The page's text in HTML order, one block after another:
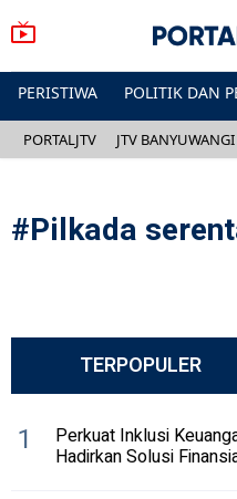
PERISTIWA POLITIK DAN
PORTALJTV JTV BANYUWANGI
#Pilkada
TERPOPULER
1 Perkuat Inklusi
Hadirkan Solusi